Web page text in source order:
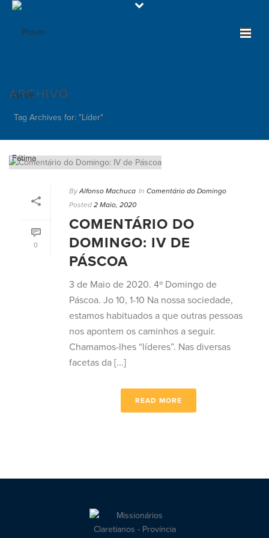
ARCHIVO
Tag Archives for: "Líder"
0
By Alfonso Machuca In Comentário do Domingo
Posted 2 Maio, 2020
COMENTÁRIO DO
DOMINGO: IV DE
PÁSCOA
3 de Maio de 2020. 4º Domingo de
Páscoa. Jo 10, 1-10 Na nossa sociedade,
estamos habituados a que outras pessoas
nos apontem os caminhos a seguir.
Chamamos-lhes “líderes”. Nas diversas
facetas da [...]
READ MORE